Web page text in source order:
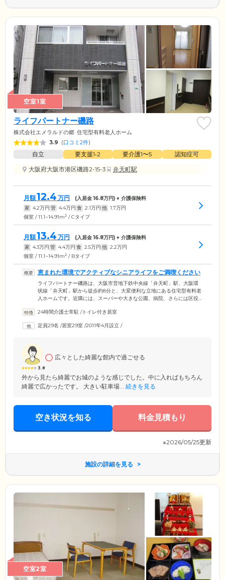
空室1室
ライフパートナー磯路
株式会社エメラルドの郷 住宅型有料老人ホーム
3.9 (口コミ2件)
自立 要支援1•2 要介護1〜5
認知症可
大阪府大阪市港区磯路2-15-3
弁天町駅
月額12.4 万円 (入居金16.8万円) + 介護保険料
家 4.2万円 管 4.4万円 食 2.1万円 他 1.7万円
個室 / 11.1~14.91m2 / Cタイプ
月額13.4 万円 (入居金16.8万円) + 介護保険料
家 4.3万円 管 4.4万円 食 2.5万円 他 2.2万円
個室 / 11.1~14.91m2 / Bタイプ
恵まれた環境でアクティブなシニアライフをご満喫ください
ライフパートナー磯路は、大阪市営地下鉄中央線「弁天町」駅、大阪環
状線「弁天町」駅から徒歩約8分と、大変便利な立地にある住宅型有料老
人ホームです。近隣には、スーパーや大きな公園、病院、さらには区役
た住みやすい環境です。また治安もよく、お散歩やお買い物にも安心し
様やご友人様のご来訪も自由です。ご入居者様のライフスタイルに合わ
24時間介護士常駐 /トイレ付き居室
定員29名 /居室29室 /2011年4月設立 /
3.8
広々とした綺麗な館内で過ごせる
外から見たら綺麗でお城のような感じでした。中に入ればもちろん
綺麗で広かったです。 大きい駐車場... 続きを見る
空き状況を知る 料金見積もり
※2026/05/25更新
施設の詳細を見る
空室2室